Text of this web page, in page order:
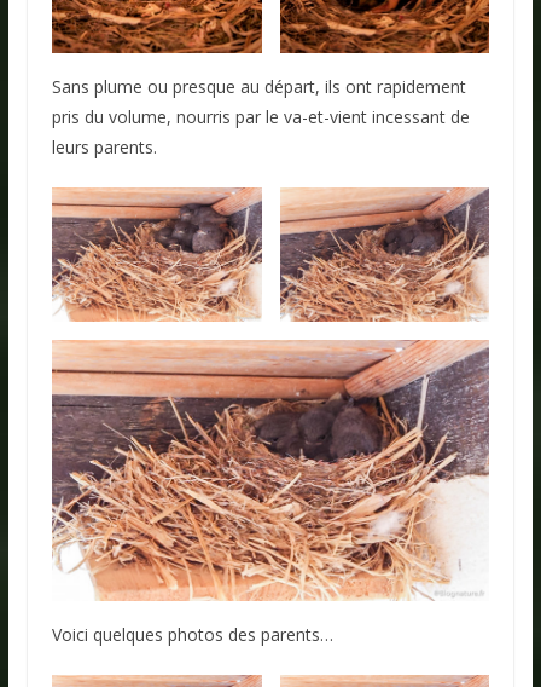
Sans plume ou presque au départ, ils ont rapidement
pris du volume, nourris par le va-et-vient incessant de
leurs parents.
Voici quelques photos des parents…